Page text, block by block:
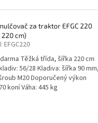
za traktor EFGC 220
cm)
EFGC220
Těžká třída, šířka 220 cm
56/28 Kladiva: šířka 90 mm,
M20 Doporučený výkon
koní Váha: 445 kg